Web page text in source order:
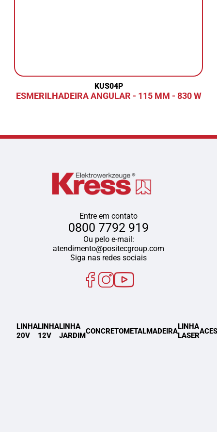
KUS04P
ESMERILHADEIRA ANGULAR - 115 MM - 830 W
Entre em contato
0800 7792 919
Ou pelo e-mail:
atendimento@positecgroup.com
Siga nas redes sociais
LINHA
20V
LINHA
12V
LINHA
JARDIM
CONCRETOMETALMADEIRA
LINHA
LASER